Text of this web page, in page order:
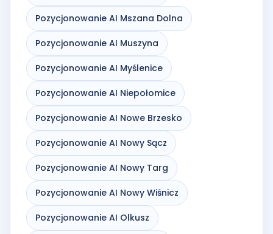
Pozycjonowanie AI Mszana Dolna
Pozycjonowanie AI Muszyna
Pozycjonowanie AI Myślenice
Pozycjonowanie AI Niepołomice
Pozycjonowanie AI Nowe Brzesko
Pozycjonowanie AI Nowy Sącz
Pozycjonowanie AI Nowy Targ
Pozycjonowanie AI Nowy Wiśnicz
Pozycjonowanie AI Olkusz